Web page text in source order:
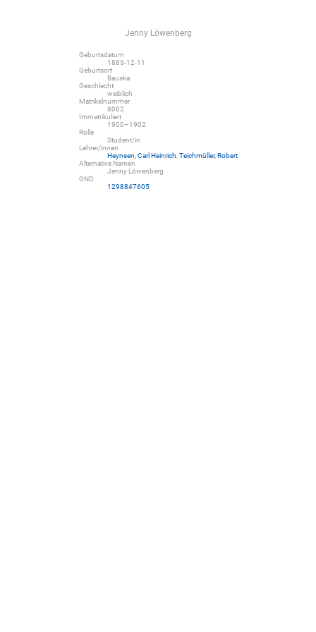
Jenny Löwenberg
Geburtsdatum
1883-12-11
Geburtsort
Bauska
Geschlecht
weiblich
Matrikelnummer
8082
Immatrikuliert
1900–1902
Rolle
Student/in
Lehrer/innen
Heynsen, Carl Heinrich Teichmüller, Robert
Alternative Namen
Jenny Löwenberg
GND
1298847605